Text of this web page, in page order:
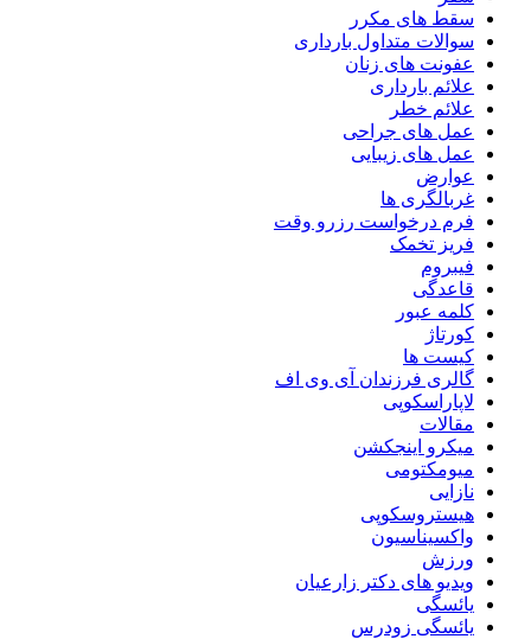
سقط های مکرر
سوالات متداول بارداری
عفونت های زنان
علائم بارداری
علائم خطر
عمل های جراحی
عمل های زیبایی
عوارض
غربالگری ها
فرم درخواست رزرو وقت
فریز تخمک
فیبروم
قاعدگی
کلمه عبور
کورتاژ
کیست ها
گالری فرزندان آی وی اف
لاپاراسکوپی
مقالات
میکرو اینجکشن
میومکتومی
نازایی
هیستروسکوپی
واکسیناسیون
ورزش
ویدیو های دکتر زارعیان
یائسگی
یائسگی زودرس